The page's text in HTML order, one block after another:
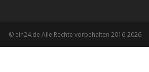
© ein24.de Alle Rechte vorbehalten 2016-2026